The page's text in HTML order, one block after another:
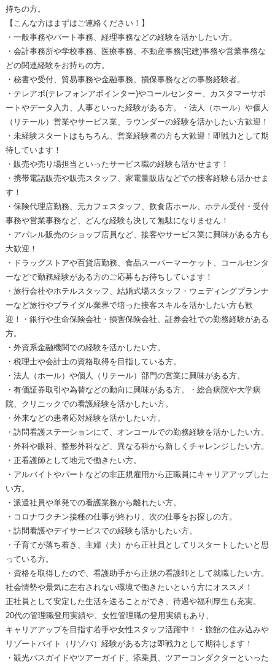
持ちの方。
【こんな方はまずはご連絡ください！】
・一般事務やパート事務、経理事務などの経験を活かしたい方。
・会計事務所や学校事務、医療事務、不動産事務(宅建)事務や営業事務な
どの関連経験をお持ちの方。
・秘書や受付、貿易事務や金融事務、損保事務などの事務経験者。
・テレアポ(テレフォンアポインター)やコールセンター、カスタマーサポ
ートやデータ入力、人事といった経験がある方。・法人（ホール）や個人
（リテール）営業やサービス業、ラウンダーの経験を活かしたい方歓迎！
・未経験スタートはもちろん、営業経験者の方も大歓迎！即戦力として期
待しています！
・販売や売り場担当といったサービス職の経験も活かせます！
・携帯電話販売や販売スタッフ、家電量販店などでの接客経験も活かせま
す！
・保険代理店勤務、元カフェスタッフ、飲食店ホール、ホテル受付・受付
事務や営業事務など、どんな経験も決して無駄になりません！
・アパレル販売のショップ店員など、接客やサービス業に興味がある方も
大歓迎！
・ドラッグストアや百貨店勤務、食品スーパーマーケット、コールセンタ
ーなどで勤務経験がある方のご応募もお待ちしています！
・旅行会社やホテルスタッフ、結婚式場スタッフ・ウェディングプランナ
ーなど旅行やブライダル業界で培った接客スキルを活かしたい方も歓
迎！・銀行や生命保険会社・損害保険会社、証券会社での勤務経験がある
方。
・外資系金融機関での経験を活かしたい方。
・税理士や会計士の資格取得を目指している方。
・法人（ホール）や個人（リテール）部門の営業に興味がある方。
・有価証券取引や為替などの動向に興味がある方。・総合病院や大学病
院、クリニックでの看護経験を活かしたい方。
・外来などの患者応対経験を活かしたい方。
・訪問看護ステーションにて、オンコールでの勤務経験を活かしたい方。
・外科や眼科、整形外科など、異なる科から新しくチャレンジしたい方。
・正看護師として地元で働きたい方。
・アルバイトやパートなどの非正規雇用から正職員にキャリアアップした
い方。
・派遣社員や単発での看護業務から離れたい方。
・コロナワクチン接種の仕事が終わり、次の仕事をお探しの方。
・訪問看護やデイサービスでの経験も活かしたい方。
・子育てが落ち着き、主婦（夫）から正社員としてリスタートしたいと思
っている方。
・資格を取得したので、看護助手から正規の看護師として就職したい方。
社会情勢や景気に左右されない環境で働きたいという方にオススメ！
正社員として安定した生活を送ることができ、待遇や福利厚生も充実。
20代の管理職登用実績や、女性管理職の登用実績もあり、
キャリアアップを目指す若手や女性スタッフ活躍中！・旅館の住み込みや
リゾートバイト（リゾバ）経験がある方は即戦力として期待します！
・観光バスガイドやツアーガイド、添乗員、ツアーコンダクターといった